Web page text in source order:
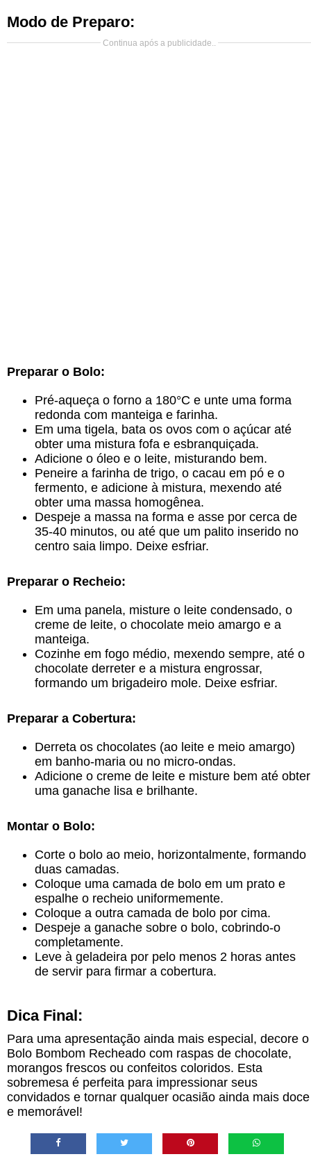
Modo de Preparo:
Continua após a publicidade..
Preparar o Bolo:
Pré-aqueça o forno a 180°C e unte uma forma
redonda com manteiga e farinha.
Em uma tigela, bata os ovos com o açúcar até
obter uma mistura fofa e esbranquiçada.
Adicione o óleo e o leite, misturando bem.
Peneire a farinha de trigo, o cacau em pó e o
fermento, e adicione à mistura, mexendo até
obter uma massa homogênea.
Despeje a massa na forma e asse por cerca de
35-40 minutos, ou até que um palito inserido no
centro saia limpo. Deixe esfriar.
Preparar o Recheio:
Em uma panela, misture o leite condensado, o
creme de leite, o chocolate meio amargo e a
manteiga.
Cozinhe em fogo médio, mexendo sempre, até o
chocolate derreter e a mistura engrossar,
formando um brigadeiro mole. Deixe esfriar.
Preparar a Cobertura:
Derreta os chocolates (ao leite e meio amargo)
em banho-maria ou no micro-ondas.
Adicione o creme de leite e misture bem até obter
uma ganache lisa e brilhante.
Montar o Bolo:
Corte o bolo ao meio, horizontalmente, formando
duas camadas.
Coloque uma camada de bolo em um prato e
espalhe o recheio uniformemente.
Coloque a outra camada de bolo por cima.
Despeje a ganache sobre o bolo, cobrindo-o
completamente.
Leve à geladeira por pelo menos 2 horas antes
de servir para firmar a cobertura.
Dica Final:
Para uma apresentação ainda mais especial, decore o
Bolo Bombom Recheado com raspas de chocolate,
morangos frescos ou confeitos coloridos. Esta
sobremesa é perfeita para impressionar seus
convidados e tornar qualquer ocasião ainda mais doce
e memorável!